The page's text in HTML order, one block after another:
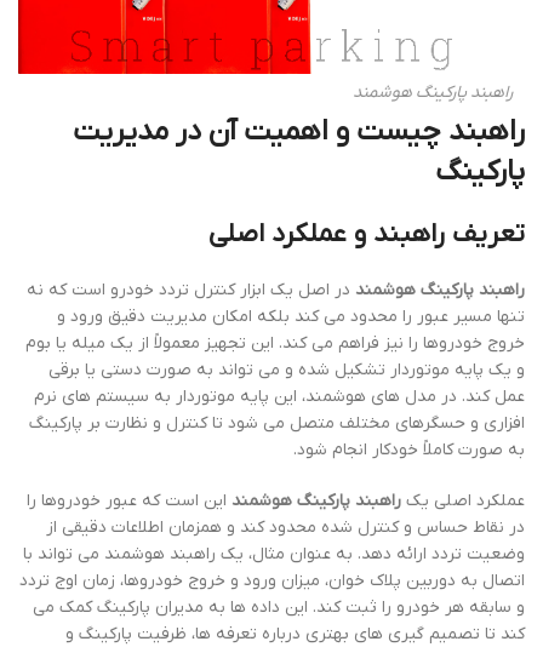
راهبند پارکینگ هوشمند
راهبند چیست و اهمیت آن در مدیریت
پارکینگ
تعریف راهبند و عملکرد اصلی
راهبند پارکینگ هوشمند در اصل یک ابزار کنترل تردد خودرو است که نه
تنها مسیر عبور را محدود می کند بلکه امکان مدیریت دقیق ورود و
خروج خودروها را نیز فراهم می کند. این تجهیز معمولاً از یک میله یا بوم
و یک پایه موتوردار تشکیل شده و می تواند به صورت دستی یا برقی
عمل کند. در مدل های هوشمند، این پایه موتوردار به سیستم های نرم
افزاری و حسگرهای مختلف متصل می شود تا کنترل و نظارت بر پارکینگ
به صورت کاملاً خودکار انجام شود.
عملکرد اصلی یک راهبند پارکینگ هوشمند این است که عبور خودروها را
در نقاط حساس و کنترل شده محدود کند و همزمان اطلاعات دقیقی از
وضعیت تردد ارائه دهد. به عنوان مثال، یک راهبند هوشمند می تواند با
اتصال به دوربین پلاک خوان، میزان ورود و خروج خودروها، زمان اوج تردد
و سابقه هر خودرو را ثبت کند. این داده ها به مدیران پارکینگ کمک می
کند تا تصمیم گیری های بهتری درباره تعرفه ها، ظرفیت پارکینگ و